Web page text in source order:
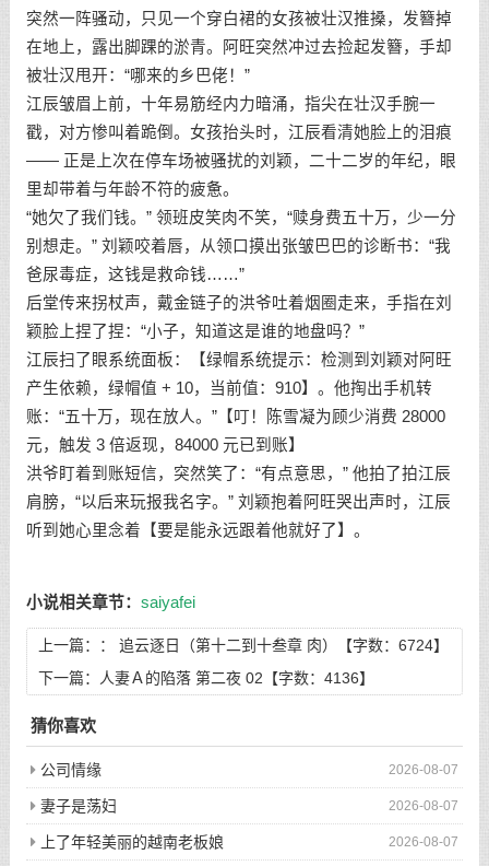
突然一阵骚动，只见一个穿白裙的女孩被壮汉推搡，发簪掉
在地上，露出脚踝的淤青。阿旺突然冲过去捡起发簪，手却
被壮汉甩开：“哪来的乡巴佬！”
江辰皱眉上前，十年易筋经内力暗涌，指尖在壮汉手腕一
戳，对方惨叫着跪倒。女孩抬头时，江辰看清她脸上的泪痕
—— 正是上次在停车场被骚扰的刘颖，二十二岁的年纪，眼
里却带着与年龄不符的疲惫。
“她欠了我们钱。” 领班皮笑肉不笑，“赎身费五十万，少一分
别想走。” 刘颖咬着唇，从领口摸出张皱巴巴的诊断书：“我
爸尿毒症，这钱是救命钱……”
后堂传来拐杖声，戴金链子的洪爷吐着烟圈走来，手指在刘
颖脸上捏了捏：“小子，知道这是谁的地盘吗？”
江辰扫了眼系统面板：【绿帽系统提示：检测到刘颖对阿旺
产生依赖，绿帽值 + 10，当前值：910】。他掏出手机转
账：“五十万，现在放人。”【叮！陈雪凝为顾少消费 28000
元，触发 3 倍返现，84000 元已到账】
洪爷盯着到账短信，突然笑了：“有点意思，” 他拍了拍江辰
肩膀，“以后来玩报我名字。” 刘颖抱着阿旺哭出声时，江辰
听到她心里念着【要是能永远跟着他就好了】。
小说相关章节： saiyafei
上一篇：： 追云逐日（第十二到十叁章 肉）【字数：6724】
下一篇：
人妻Ａ的陷落 第二夜 02【字数：4136】
猜你喜欢
2026-08-07
公司情缘
2026-08-07
妻子是荡妇
2026-08-07
上了年轻美丽的越南老板娘